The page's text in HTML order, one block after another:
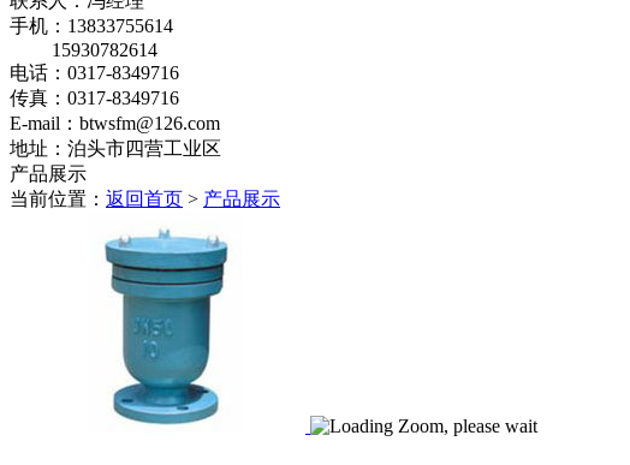
手机：13833755614
15930782614
电话：0317-8349716
传真：0317-8349716
E-mail：btwsfm@126.com
地址：泊头市四营工业区
产品展示
当前位置： 返回首页 > 产品展示